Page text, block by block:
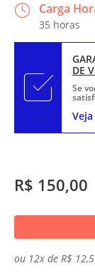
R$ 150,00
ou 12x de R$
Carga
35 horas
DE
Se